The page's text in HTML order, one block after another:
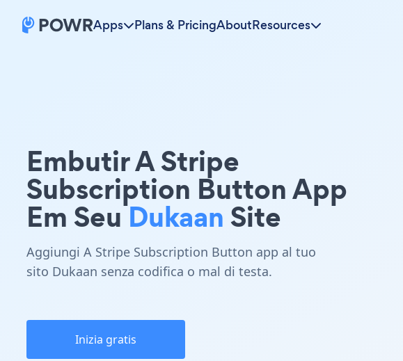
Apps Plans & PricingAboutResources
Embutir A Stripe
Subscription Button App
Em SeuDukaan Site
Aggiungi A Stripe Subscription Button app al tuo
sito Dukaan senza codifica o mal di testa.
Inizia gratis